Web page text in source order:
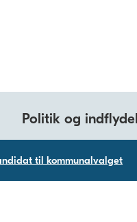
Politik og
til kommunalvalget